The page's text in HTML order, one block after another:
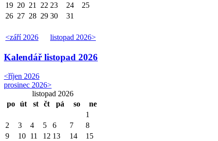
<září 2026 listopad 2026>
19 20 21 22 23 24
25
26 27 28 29 30 31
Kalendář listopad 2026
<říjen 2026
prosinec 2026>
listopad 2026
po
út st čt pá so ne
1
2
3 4 5 6 7
8
9
10 11 12 13 14
15